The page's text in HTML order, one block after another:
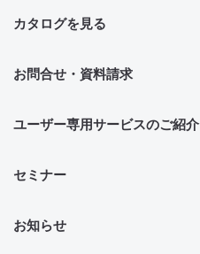
カタログを見る
お問合せ・資料請求
ユーザー専用サービスのご紹介
セミナー
お知らせ